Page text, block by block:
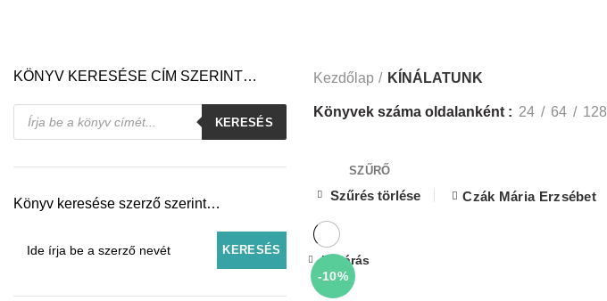
KÖNYV KERESÉSE CÍM SZERINT…
Products
search
KERESÉS
Könyv keresése szerző szerint…
Kezdőlap KÍNÁLATUNK
Könyvek száma oldalanként 24 64 128
SZŰRŐ
Szűrés törlése Czák Mária Erzsébet
-10%
Bezárás